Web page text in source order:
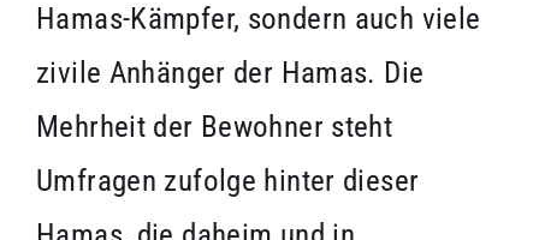
Hamas-Kämpfer, sondern auch viele
zivile Anhänger der Hamas. Die
Mehrheit der Bewohner steht
Umfragen zufolge hinter dieser